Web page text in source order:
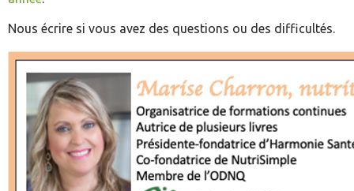
Nous écrire si vous avez des questions ou des difficultés.